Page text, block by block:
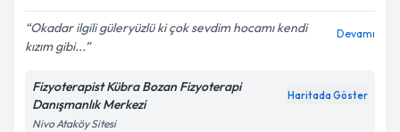
Okadar ilgili güleryüzlü ki çok sevdim hocamı kendi
kızım gibi...
Devamı
Fizyoterapist Kübra Bozan Fizyoterapi
Danışmanlık Merkezi
Haritada Göster
Nivo Ataköy Sitesi